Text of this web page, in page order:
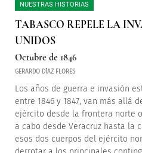
NUESTRAS HISTORIAS
TABASCO REPELE LA
UNIDOS
Octubre de 1846
GERARDO DÍAZ FLORES
Los años de guerra e invasión
entre 1846 y 1847, van más allá
ejército desde la frontera norte
a cabo desde Veracruz hasta la
esos dos cuerpos del ejército